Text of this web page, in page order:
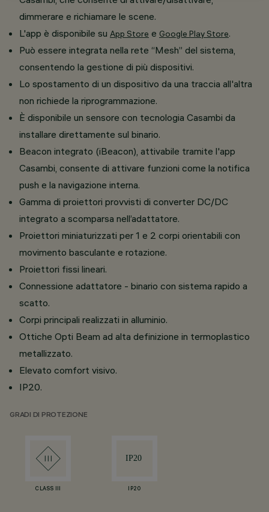
dimmerare e richiamare le scene.
L'app è disponibile su App Store e Google Play Store.
Può essere integrata nella rete “Mesh” del sistema,
consentendo la gestione di più dispositivi.
Lo spostamento di un dispositivo da una traccia all'altra
non richiede la riprogrammazione.
È disponibile un sensore con tecnologia Casambi da
installare direttamente sul binario.
Beacon integrato (iBeacon), attivabile tramite l'app
Casambi, consente di attivare funzioni come la notifica
push e la navigazione interna.
Gamma di proiettori provvisti di converter DC/DC
integrato a scomparsa nell’adattatore.
Proiettori miniaturizzati per 1 e 2 corpi orientabili con
movimento basculante e rotazione.
Proiettori fissi lineari.
Connessione adattatore - binario con sistema rapido a
scatto.
Corpi principali realizzati in alluminio.
Ottiche Opti Beam ad alta definizione in termoplastico
metallizzato.
Elevato comfort visivo.
IP20.
GRADI DI PROTEZIONE
CLASS III IP20